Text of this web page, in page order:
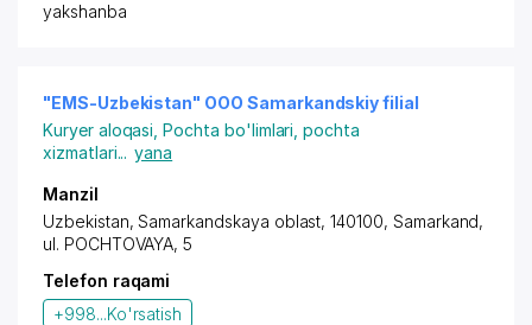
yakshanba
"EMS-Uzbekistan" OOO Samarkandskiy filial
Kuryer aloqasi ,Pochta bo'limlari, pochta
xizmatlari... yana
Manzil
Uzbekistan,Samarkandskaya oblast, 140100, Samarkand,
ul. POCHTOVAYA, 5
Telefon raqami
+998...Ko'rsatish